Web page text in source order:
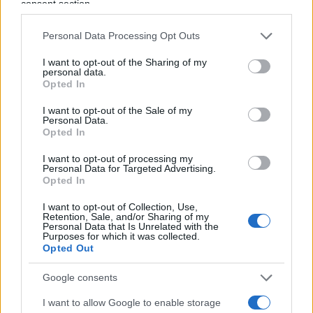
consent section.
Personal Data Processing Opt Outs
I want to opt-out of the Sharing of my
personal data.
Opted In
I want to opt-out of the Sale of my
Personal Data.
Opted In
I want to opt-out of processing my
Personal Data for Targeted Advertising.
Opted In
I want to opt-out of Collection, Use,
Retention, Sale, and/or Sharing of my
Personal Data that Is Unrelated with the
Purposes for which it was collected.
Opted Out
Google consents
I want to allow Google to enable storage
evidenti. Equivalgono a nuovo carburante per i
consumi e i prestiti, quindi in ultima analisi per il
Leggi anche:
Il “gufo” Roubini lancia il fondo anti-rovina in
.
estiva alle Borse mondiali.
L’oracolo Buffett scarica Apple e dà un’altra
lezione al “parco buoi”.